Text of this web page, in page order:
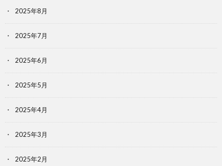
2025年8月
2025年7月
2025年6月
2025年5月
2025年4月
2025年3月
2025年2月